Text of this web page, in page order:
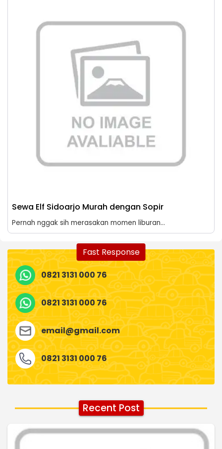
Sewa Elf Sidoarjo Murah dengan Sopir
Pernah nggak sih merasakan momen liburan...
Fast Response
0821 3131 000 76
0821 3131 000 76
email@gmail.com
0821 3131 000 76
Recent Post